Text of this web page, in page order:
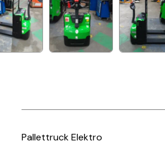
Pallettruck Elektro